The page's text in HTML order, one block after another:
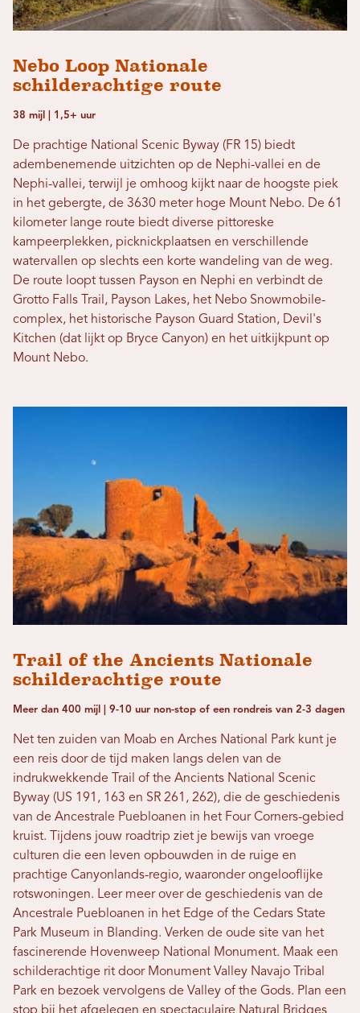
Nebo Loop Nationale
schilderachtige route
38 mijl | 1,5+ uur
De prachtige National Scenic Byway (FR 15) biedt
adembenemende uitzichten op de Nephi-vallei en de
Nephi-vallei, terwijl je omhoog kijkt naar de hoogste piek
in het gebergte, de 3630 meter hoge Mount Nebo. De 61
kilometer lange route biedt diverse pittoreske
kampeerplekken, picknickplaatsen en verschillende
watervallen op slechts een korte wandeling van de weg.
De route loopt tussen Payson en Nephi en verbindt de
Grotto Falls Trail, Payson Lakes, het Nebo Snowmobile-
complex, het historische Payson Guard Station, Devil's
Kitchen (dat lijkt op Bryce Canyon) en het uitkijkpunt op
Mount Nebo.
Trail of the Ancients Nationale
schilderachtige route
Meer dan 400 mijl | 9-10 uur non-stop of een rondreis van 2-3 dagen
Net ten zuiden van Moab en Arches National Park kunt je
een reis door de tijd maken langs delen van de
indrukwekkende Trail of the Ancients National Scenic
Byway (US 191, 163 en SR 261, 262), die de geschiedenis
van de Ancestrale Puebloanen in het Four Corners-gebied
kruist. Tijdens jouw roadtrip ziet je bewijs van vroege
culturen die een leven opbouwden in de ruige en
prachtige Canyonlands-regio, waaronder ongelooflijke
rotswoningen. Leer meer over de geschiedenis van de
Ancestrale Puebloanen in het Edge of the Cedars State
Park Museum in Blanding. Verken de oude site van het
fascinerende Hovenweep National Monument. Maak een
schilderachtige rit door Monument Valley Navajo Tribal
Park en bezoek vervolgens de Valley of the Gods. Plan een